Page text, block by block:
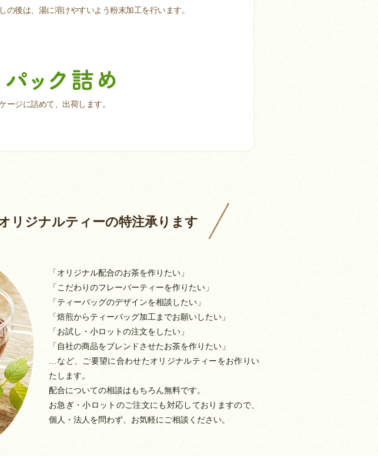
の後は、湯に溶けやすいよう粉末加工を行います。
ージに詰めて、出荷します。
リジナルティーの特注承ります
「オリジナル配合のお茶を作りたい」
「こだわりのフレーバーティーを作りたい」
「ティーバッグのデザインを相談したい」
「焙煎からティーバッグ加工までお願いしたい」
「お試し・小ロットの注文をしたい」
「自社の商品をブレンドさせたお茶を作りたい」
…など、ご要望に合わせたオリジナルティーをお作りい
たします。
配合についての相談はもちろん無料です。
お急ぎ・小ロットのご注文にも対応しておりますので、
個人・法人を問わず、お気軽にご相談ください。